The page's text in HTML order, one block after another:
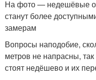
На фото — недешёвые
станут более
замерам
Вопросы наподобие,
метров не напрасны,
стоят недёшево и их